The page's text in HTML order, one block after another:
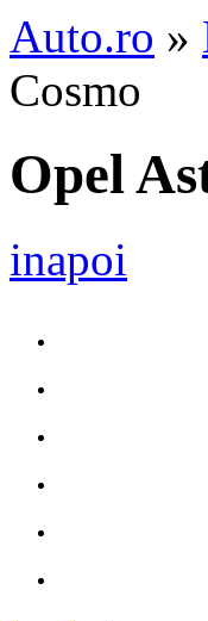
Auto.ro »
Cosmo
Opel
inapoi